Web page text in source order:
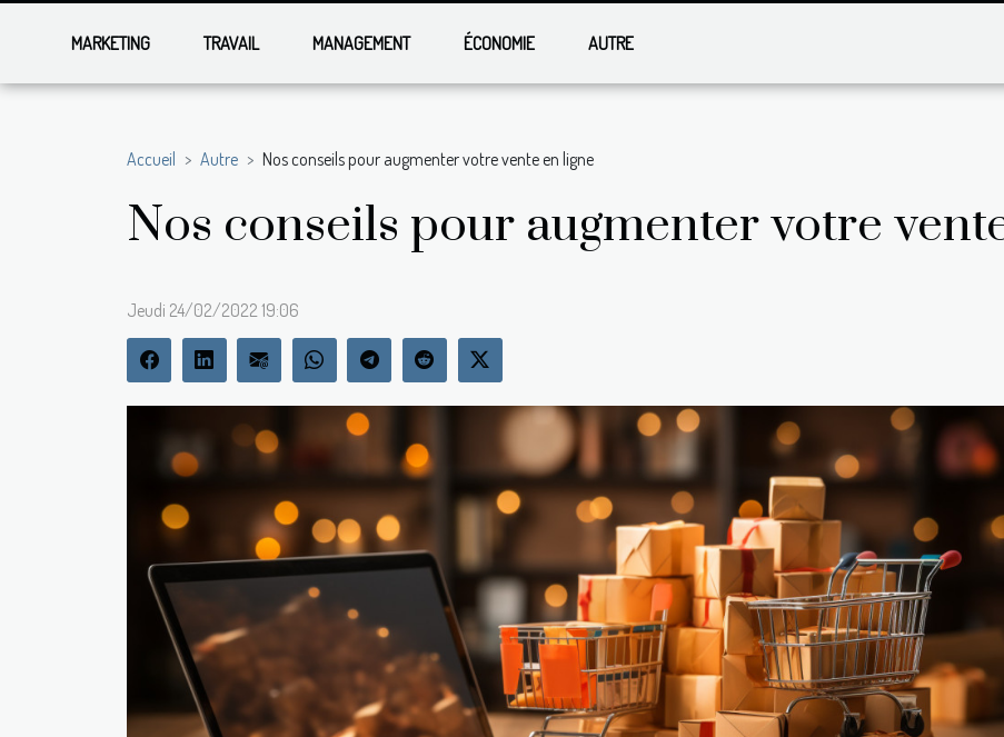
MARKETING TRAVAIL MANAGEMENT ÉCONOMIE AUTRE
Accueil Autre Nos conseils pour augmenter votre vente en ligne
Nos conseils pour augmenter votre
Jeudi 24/02/2022 19:06